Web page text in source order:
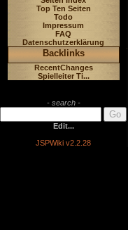
Top Ten Seiten
Todo
Impressum
FAQ
Datenschutzerklärung
Backlinks
RecentChanges
Spielleiter Ti...
- search -
Edit...
JSPWiki v2.2.28